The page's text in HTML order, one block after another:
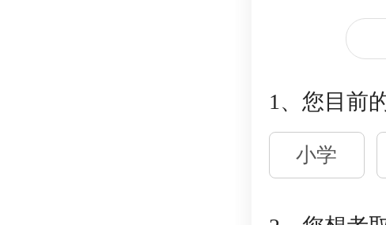
1、您目前
小学